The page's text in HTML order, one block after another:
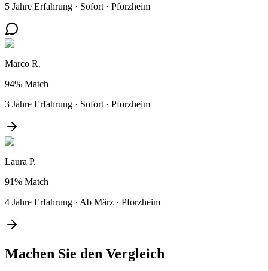
5 Jahre Erfahrung · Sofort · Pforzheim
Marco R.
94% Match
3 Jahre Erfahrung · Sofort · Pforzheim
Laura P.
91% Match
4 Jahre Erfahrung · Ab März · Pforzheim
Machen Sie den Vergleich